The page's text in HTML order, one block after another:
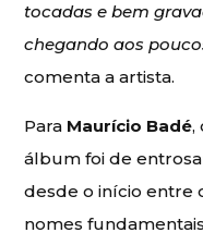
tocadas e bem
chegando aos
comenta a artista.
Para Maurício Badé,
álbum foi de
desde o início entre
nomes